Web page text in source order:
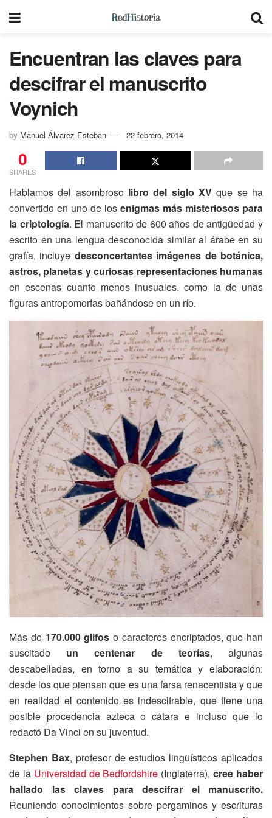
Encuentran las claves para
descifrar el manuscrito
Voynich
by Manuel Álvarez Esteban 22 febrero, 2014
0
SHARES
Hablamos del asombrosolibro del siglo XV que se ha
convertido en uno de los enigmas más misteriosos para
la criptología. El manuscrito de 600 años de antigüedad y
escrito en una lengua desconocida similar al árabe en su
grafía, incluye desconcertantes imágenes de botánica,
astros, planetas y curiosas representaciones humanas
en escenas cuanto menos inusuales, como la de unas
figuras antropomorfas bañándose en un río.
Más de 170.000 glifos o caracteres encriptados, que han
suscitado un centenar de teorías, algunas
descabelladas, en torno a su temática y elaboración:
desde los que piensan que es una farsa renacentista y que
en realidad el contenido es indescifrable, que tiene una
posible procedencia azteca o cátara e incluso que lo
redactó Da Vinci en su juventud.
Stephen Bax, profesor de estudios lingüísticos aplicados
de la Universidad de Bedfordshire (Inglaterra),cree haber
hallado las claves para descifrar el manuscrito.
Reuniendo conocimientos sobre pergaminos y escrituras